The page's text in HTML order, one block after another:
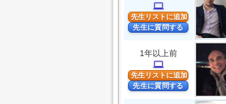
computer
先生リストに追加
先生に質問する
1年以上前
computer
先生リストに追加
先生に質問する